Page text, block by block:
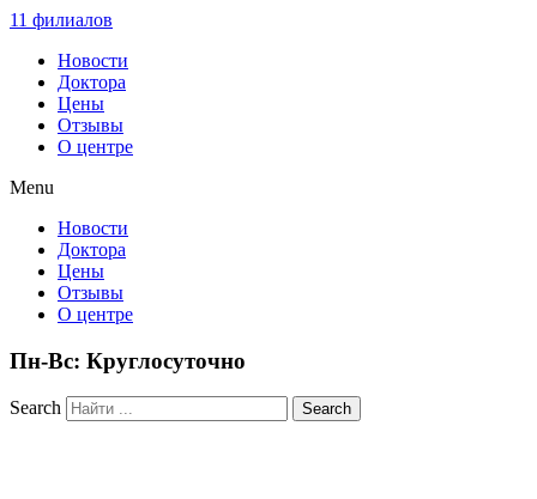
11 филиалов
Новости
Доктора
Цены
Отзывы
О центре
Menu
Новости
Доктора
Цены
Отзывы
О центре
Пн-Вс: Круглосуточно
Search Search